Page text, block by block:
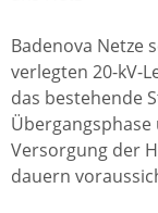
Badenova Netze
verlegten 20-kV-
das bestehende
Versorgung der
dauern